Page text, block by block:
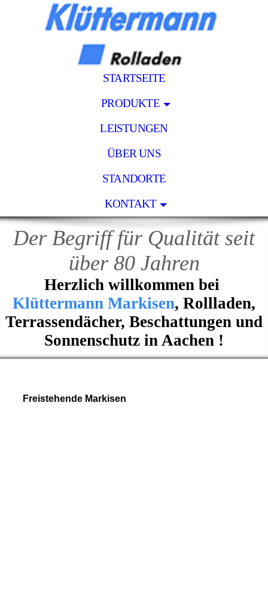
STARTSEITE
PRODUKTE
LEISTUNGEN
ÜBER UNS
STANDORTE
KONTAKT
Der Begriff für Qualität seit
über 80 Jahren
Herzlich willkommen bei
Klüttermann Markisen, Rollladen,
Terrassendächer, Beschattungen und
Sonnenschutz in Aachen !
Freistehende Markisen